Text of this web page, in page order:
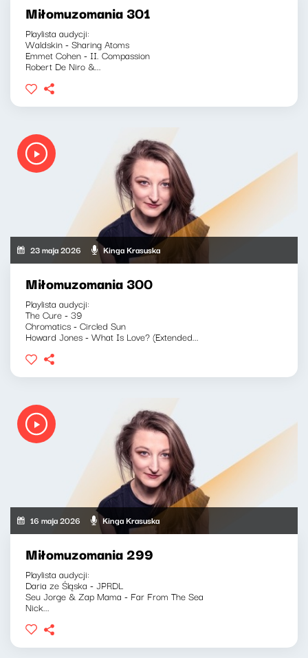
Miłomuzomania 301
Playlista audycji:
Waldskin - Sharing Atoms
Emmet Cohen - II. Compassion
Robert De Niro &...
23 maja 2026 Kinga Krasuska
Miłomuzomania 300
Playlista audycji:
The Cure - 39
Chromatics - Circled Sun
Howard Jones - What Is Love? (Extended...
16 maja 2026 Kinga Krasuska
Miłomuzomania 299
Playlista audycji:
Daria ze Śląska - JPRDL
Seu Jorge & Zap Mama - Far From The Sea
Nick...